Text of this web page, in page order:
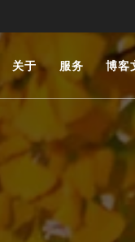
关于 服务 博客